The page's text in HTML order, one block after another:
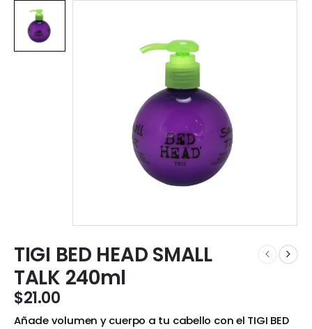
TIGI BED HEAD SMALL
TALK 240ml
$21.00
Añade volumen y cuerpo a tu cabello con el TIGI BED